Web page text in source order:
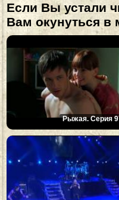
Если Вы устали
Вам окунуться в
Рыжая. Серия